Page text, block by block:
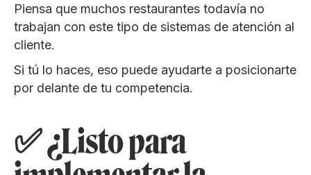
Piensa que muchos restaurantes todavía no
trabajan con este tipo de sistemas de atención al
cliente.
Si tú lo haces, eso puede ayudarte a posicionarte
por delante de tu competencia.
✅ ¿Listo para